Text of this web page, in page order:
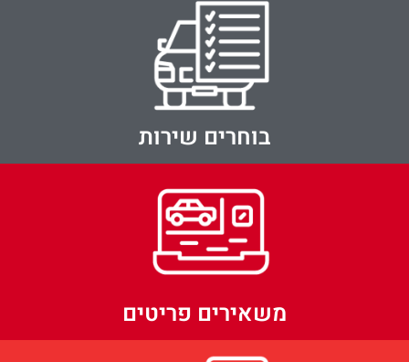
בוחרים שירות
משאירים פריטים